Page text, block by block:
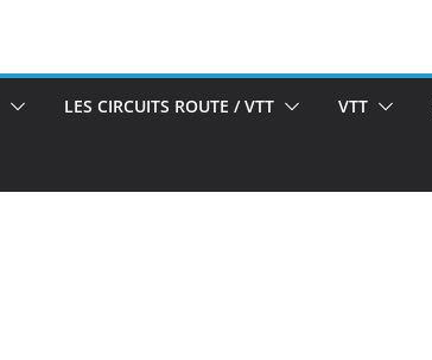
LES CIRCUITS ROUTE / VTT VTT